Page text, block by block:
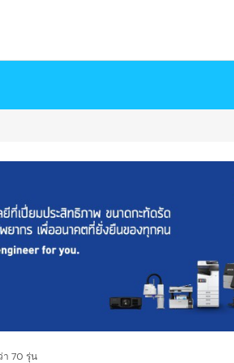
า 70 รุ่น